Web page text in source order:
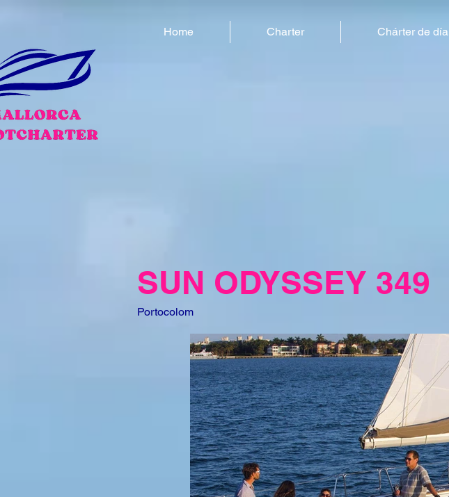
Home Charter Chárter de día
SUN ODYSSEY 349
Portocolom